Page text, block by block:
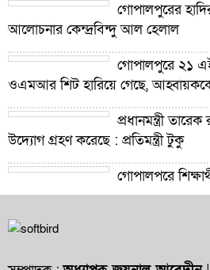
গোপালপুরের
আলোচনার কেন্দ্রবিন্দু আল হেলাল
গোপালপুরে ২১
ওএমআর শিট হারিয়ে গেছে,
প্রধানমন্ত্রী
উদ্যোগ গ্রহণ করেছে : প্রতিমন্ত্রী টুকু
গোপালপুরে
বিতরণ ও শ্রেষ্ঠ প্রধান শিক্ষকদের